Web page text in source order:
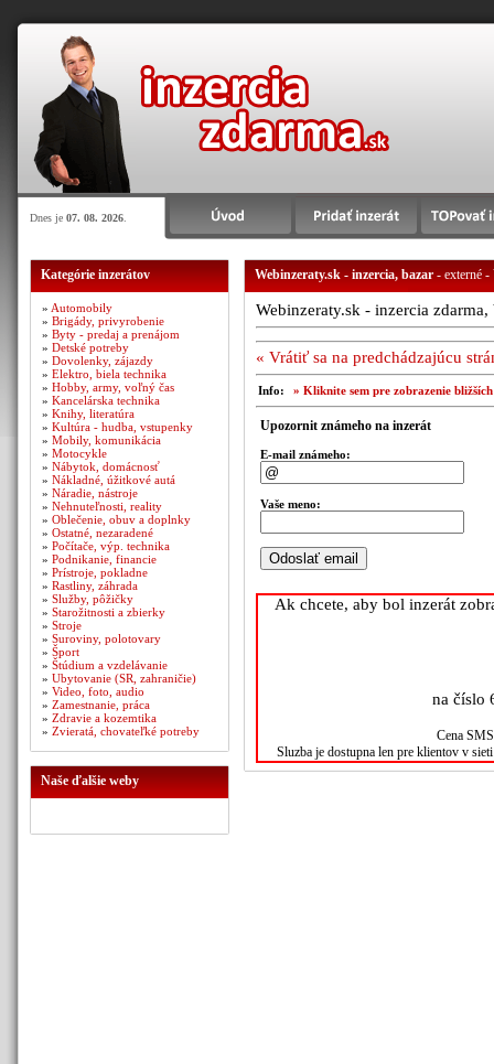
Dnes je 07. 08. 2026
Kategórie inzerátov
» Automobily
» Brigády, privyrobenie
» Byty - predaj a prenájom
» Detské potreby
» Dovolenky, zájazdy
» Elektro, biela technika
» Hobby, army, voľný čas
» Kancelárska technika
» Knihy, literatúra
» Kultúra - hudba, vstupenky
» Mobily, komunikácia
» Motocykle
» Nábytok, domácnosť
» Nákladné, úžitkové autá
» Náradie, nástroje
» Nehnuteľnosti, reality
» Oblečenie, obuv a doplnky
» Ostatné, nezaradené
» Počítače, výp. technika
» Podnikanie, financie
» Prístroje, pokladne
» Rastliny, záhrada
» Služby, pôžičky
» Starožitnosti a zbierky
» Stroje
» Suroviny, polotovary
» Šport
» Štúdium a vzdelávanie
» Ubytovanie (SR, zahraničie)
» Video, foto, audio
» Zamestnanie, práca
» Zdravie a kozemtika
» Zvieratá, chovateľké potreby
Naše ďalšie weby
Webinzeraty.sk - inzercia, bazar- externé -
Webinzeraty.sk - inzercia
« Vrátiť sa na predchádzajúcu
Info: » Kliknite sem pre zobrazenie
Upozornit známeho na inzerát
E-mail známeho:
Vaše meno:
Ak chcete, aby bol inzerát
na číslo
Cena
Sluzba je dostupna len pre klientov v